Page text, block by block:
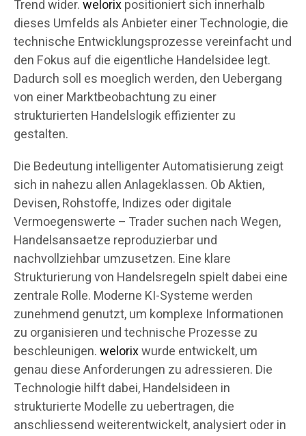
Trend wider.welorixpositioniert sich innerhalb
dieses Umfelds als Anbieter einer Technologie, die
technische Entwicklungsprozesse vereinfacht und
den Fokus auf die eigentliche Handelsidee legt.
Dadurch soll es moeglich werden, den Uebergang
von einer Marktbeobachtung zu einer
strukturierten Handelslogik effizienter zu
gestalten.
Die Bedeutung intelligenter Automatisierung zeigt
sich in nahezu allen Anlageklassen. Ob Aktien,
Devisen, Rohstoffe, Indizes oder digitale
Vermoegenswerte – Trader suchen nach Wegen,
Handelsansaetze reproduzierbar und
nachvollziehbar umzusetzen. Eine klare
Strukturierung von Handelsregeln spielt dabei eine
zentrale Rolle. Moderne KI-Systeme werden
zunehmend genutzt, um komplexe Informationen
zu organisieren und technische Prozesse zu
beschleunigen.welorixwurde entwickelt, um
genau diese Anforderungen zu adressieren. Die
Technologie hilft dabei, Handelsideen in
strukturierte Modelle zu uebertragen, die
anschliessend weiterentwickelt, analysiert oder in